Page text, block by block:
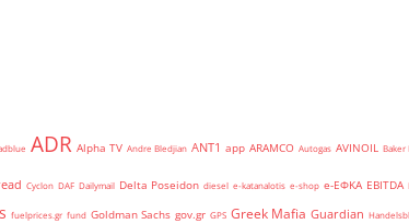
ADR Alpha TV Andre Bledjian ANT1 app ARAMCO Autogas AVINOIL Baker
Cyclon DAF Dailymail Delta Poseidon diesel e-katanalotis e-shop e-ΕΦΚΑ EBITDA
fuelprices.gr fund Goldman Sachs gov.gr GPS Greek Mafia Guardian